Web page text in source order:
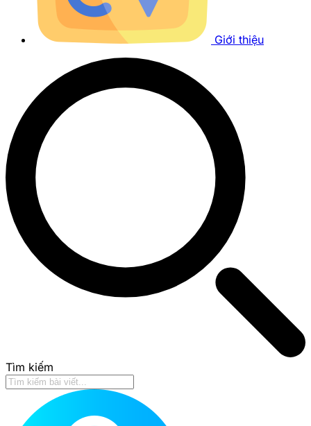
Giới thiệu
Tìm kiếm